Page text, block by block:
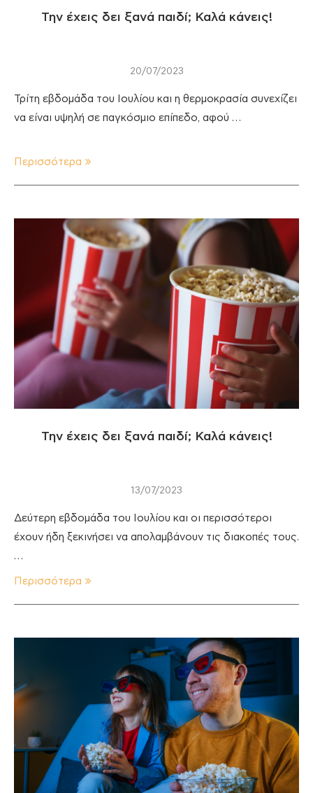
Την έχεις δει ξανά παιδί; Καλά κάνεις!
20/07/2023
Τρίτη εβδομάδα του Ιουλίου και η θερμοκρασία συνεχίζει
να είναι υψηλή σε παγκόσμιο επίπεδο, αφού …
Περισσότερα
Την έχεις δει ξανά παιδί; Καλά κάνεις!
13/07/2023
Δεύτερη εβδομάδα του Ιουλίου και οι περισσότεροι
έχουν ήδη ξεκινήσει να απολαμβάνουν τις διακοπές τους.
…
Περισσότερα